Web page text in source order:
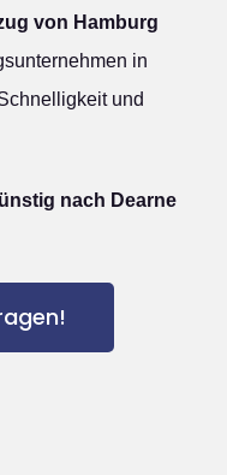
von Hamburg
in
und
nach Dearne